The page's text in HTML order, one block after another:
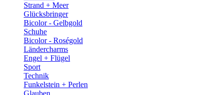
Strand + Meer
Glücksbringer
Bicolor - Gelbgold
Schuhe
Bicolor - Roségold
Ländercharms
Engel + Flügel
Sport
Technik
Funkelstein + Perlen
Glauben